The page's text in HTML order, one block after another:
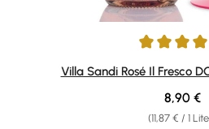
Durchschnittliche Bewertung von
Villa Sandi Rosé Il Fresco
(11,87 € / 1
8,90 €